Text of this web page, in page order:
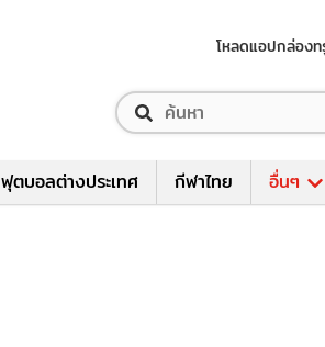
โหลดแอปกล่องท
ฟุตบอลต่างประเทศ กีฬาไทย อื่นๆ